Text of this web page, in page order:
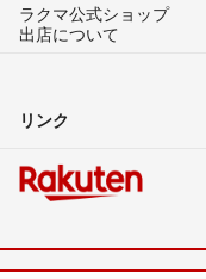
ラクマ公式ショップ
出店について
リンク